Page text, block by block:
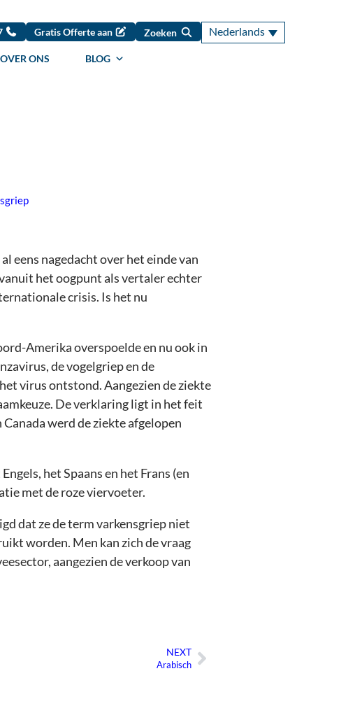
Gratis Offerte aan Zoeken Nederlands
OVER ONS BLOG
eens nagedacht over het einde van
het oogpunt als vertaler echter
crisis. Is het nu
Amerika overspoelde en nu ook in
de vogelgriep en de
virus ontstond. Aangezien de ziekte
De verklaring ligt in het feit
werd de ziekte afgelopen
het Spaans en het Frans (en
met de roze viervoeter.
dat ze de term varkensgriep niet
worden. Men kan zich de vraag
aangezien de verkoop van
NEXT
ArabischVolgende